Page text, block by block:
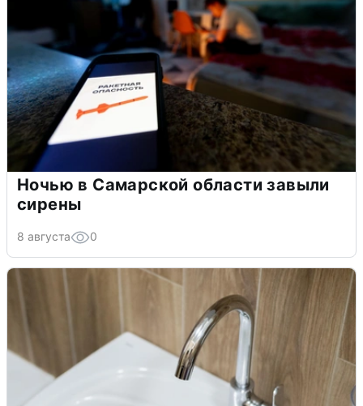
Ночью в Самарской области завыли
сирены
8 августа 0